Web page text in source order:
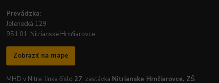
Prevádzka:
Jelenecká 129
951 01, Nitrianske Hrnčiarovce
Zobraziť na mape
MHD v Nitre: linka číslo 27, zastávka Nitrianske Hrnčiarovce, ZŠ